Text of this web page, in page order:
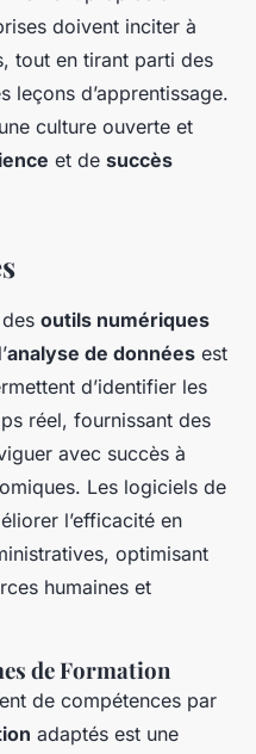
doivent inciter à
tout en tirant parti des
leçons d’apprentissage.
culture ouverte et
et de succès
outils numériques
analyse de données est
d’identifier les
réel, fournissant des
avec succès à
Les logiciels de
l’efficacité en
optimisant
humaines et
de Formation
de compétences par
adaptés est une